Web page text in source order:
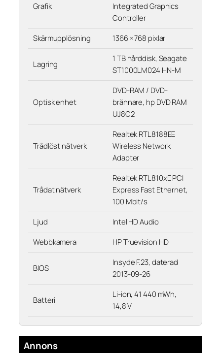
Grafik
Integrated Graphics
Controller
Skärmupplösning
1366 × 768 pixlar
Lagring
1 TB hårddisk, Seagate
ST1000LM024 HN-M
Optisk enhet
DVD-RAM / DVD-
brännare, hp DVD RAM
UJ8C2
Trådlöst nätverk
Realtek RTL8188EE
Wireless Network
Adapter
Trådat nätverk
Realtek RTL810xE PCI
Express Fast Ethernet,
100 Mbit/s
Ljud
Intel HD Audio
Webbkamera
HP Truevision HD
BIOS
Insyde F.23, daterad
2013-09-26
Batteri
Li-ion, 41 440 mWh,
14,8 V
Annons